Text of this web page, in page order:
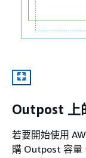
Outpost 上
若要開始使用
購 Outpost 容量